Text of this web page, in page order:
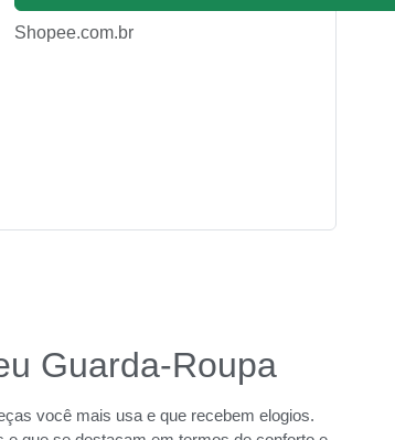
Shopee.com.br
Guarda-Roupa
você mais usa e que recebem elogios.